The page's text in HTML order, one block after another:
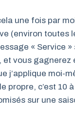
une fois par
(environ toutes
« Service »
et vous gagnerez
j’applique moi-
propre, c’est 10
sur une